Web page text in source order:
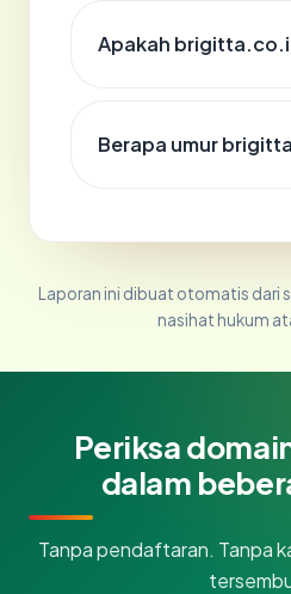
Apakah
Berapa umur
Laporan ini dibuat otomatis dari
nasihat hukum
Periksa
dalam
Tanpa pendaftaran. Tanpa